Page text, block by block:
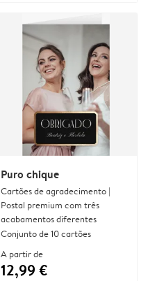
Puro chique
Cartões de agradecimento |
Postal premium com três
acabamentos diferentes
Conjunto de 10 cartões
A partir de
12,99 €